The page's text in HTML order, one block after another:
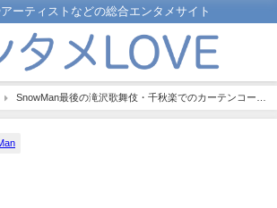
ーティストなどの総合エンタメサイト
SnowMan最後の滝沢歌舞伎・千秋楽でのカーテンコール